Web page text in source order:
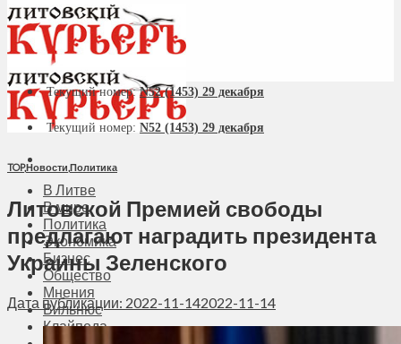
В Литве
В мире
Политика
Экономика
Бизнес
Общество
Мнения
Вильнюс
Клайпеда
Текущий номер:N52 (1453) 29 декабря
Текущий номер: N52 (1453) 29 декабря
TOP,Новости,Политика
Литовской Премией свободы
предлагают наградить президента
Украины Зеленского
Дата публикации: 2022-11-142022-11-14